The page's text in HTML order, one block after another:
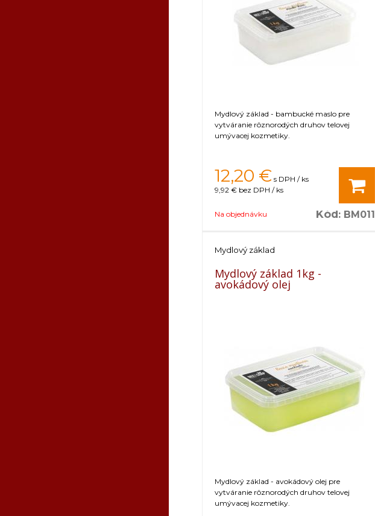
Mydlový základ - bambucké maslo pre
vytváranie rôznorodých druhov telovej
umývacej kozmetiky.
12,20 € s DPH / ks
9,92 € bez DPH / ks
Na objednávku Kód: BM011
Mydlový základ
Mydlový základ 1kg -
avokádový olej
Mydlový základ - avokádový olej pre
vytváranie rôznorodých druhov telovej
umývacej kozmetiky.